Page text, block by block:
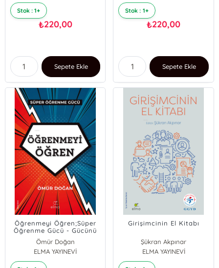
Stok : 1+
₺220,00
Sepete Ekle
Stok : 1+
₺220,00
Sepete Ekle
Öğrenmeyi Öğren;Süper
Öğrenme Gücü - Gücünü
Ömür Doğan
ELMA YAYINEVİ
Girişimcinin El Kitabı
Şükran Akpınar
ELMA YAYINEVİ